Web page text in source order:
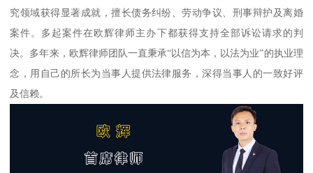
究领域获得显著成就，擅长债务纠纷、劳动争议、刑事辩护及离婚
案件。多起案件在欧辉律师主办下都获得支持全部诉讼请求的判
决。多年来，欧辉律师团队一直秉承“以信为本，以法为业”的执业理
念，用自己的所长为当事人提供法律服务，深得当事人的一致好评
及信赖。